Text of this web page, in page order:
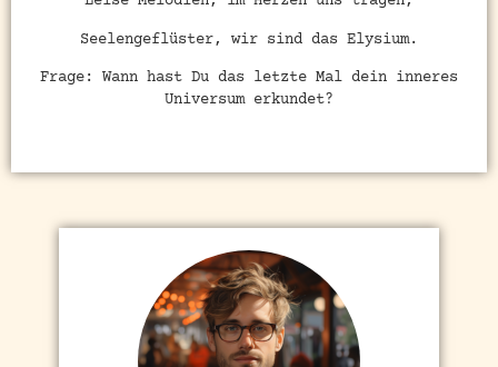
Seelengeflüster, wir sind das Elysium.
Frage: Wann hast Du das letzte Mal dein inneres
Universum erkundet?